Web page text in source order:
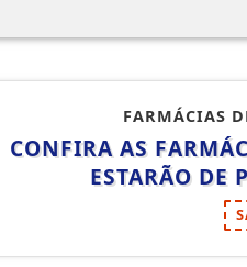
FARMÁCIAS
CONFIRA AS
ESTARÃO DE